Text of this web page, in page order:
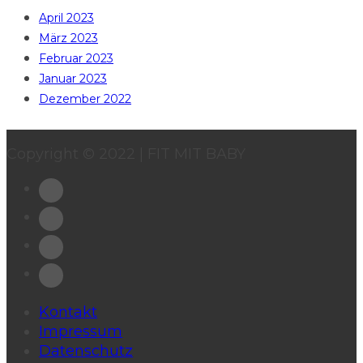
April 2023
März 2023
Februar 2023
Januar 2023
Dezember 2022
Kontakt
Impressum
Datenschutz